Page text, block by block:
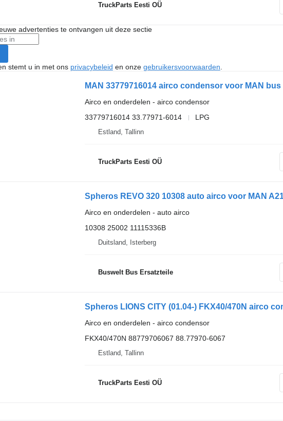
TruckParts Eesti OÜ
advertenties te ontvangen uit deze sectie
stemt u in met ons privacybeleid en onze gebruikersvoorwaarden
MAN 33779716014 airco condensor voor MAN bus
Airco en onderdelen - airco condensor
33779716014 33.77971-6014
LPG
Estland, Tallinn
TruckParts Eesti OÜ
Spheros REVO 320 10308 auto airco voor MAN
Airco en onderdelen - auto airco
10308 25002 11115336B
Duitsland, Isterberg
Buswelt Bus Ersatzteile
Spheros LIONS CITY (01.04-) FKX40/470N airco
Airco en onderdelen - airco condensor
FKX40/470N 88779706067 88.77970-6067
Estland, Tallinn
TruckParts Eesti OÜ